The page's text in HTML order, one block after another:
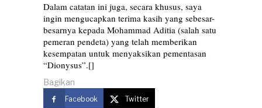
Dalam catatan ini juga, secara khusus, saya
ingin mengucapkan terima kasih yang sebesar-
besarnya kepada Mohammad Aditia (salah satu
pemeran pendeta) yang telah memberikan
kesempatan untuk menyaksikan pementasan
“Dionysus”.[]
Bagikan
Facebook Twitter